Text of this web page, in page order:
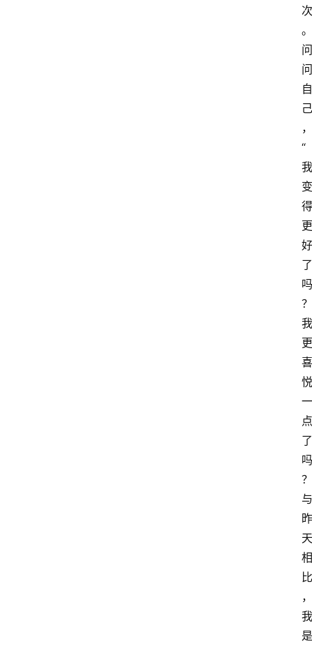
次
。
问
问
自
己
，
“
我
变
得
更
好
了
吗
？
我
更
喜
悦
一
点
了
吗
？
与
昨
天
相
比
，
我
是